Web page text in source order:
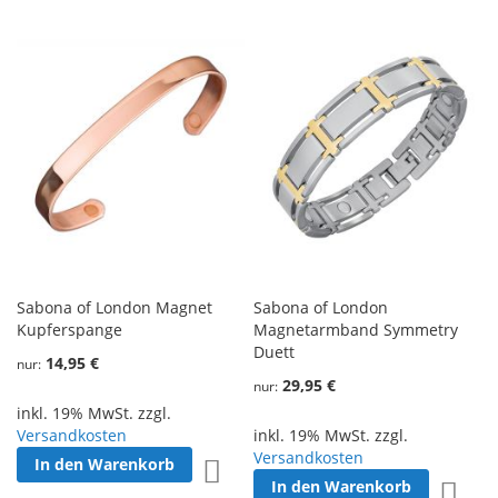
Sabona of London Magnet
Kupferspange
nur 14,95 €
inkl. 19% MwSt. zzgl.
Versandkosten
In den Warenkorb
Zur Wunschliste hinzufügen
Sabona of London
Magnetarmband Symmetry
Duett
nur 29,95 €
inkl. 19% MwSt. zzgl.
Versandkosten
In den Warenkorb